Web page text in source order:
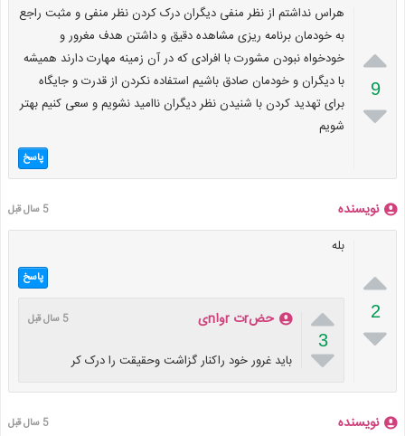

9

هراس نداشتم از نظر منفی دیگران درک کردن نظر منفی و مثبت راجع
به خودمان برنامه ریزی مشاهده دقیق و داشتن هدف مغرور و
خودخواه نبودن مشورت با افرادی که در آن زمینه مهارت دارند همیشه
با دیگران و خودمان صادق باشیم استفاده نکردن از قدرت و جایگاه
برای تهدید کردن با شنیدن نظر دیگران ناامید نشویم و سعی کنیم بهتر
شویم
پاسخ
نویسنده 5 سال قبل

2

بله
پاسخ

3

حضrت rواnی 5 سال قبل
باید غرور خود راکنار گزاشت وحقیقت را درک کر
نویسنده 5 سال قبل